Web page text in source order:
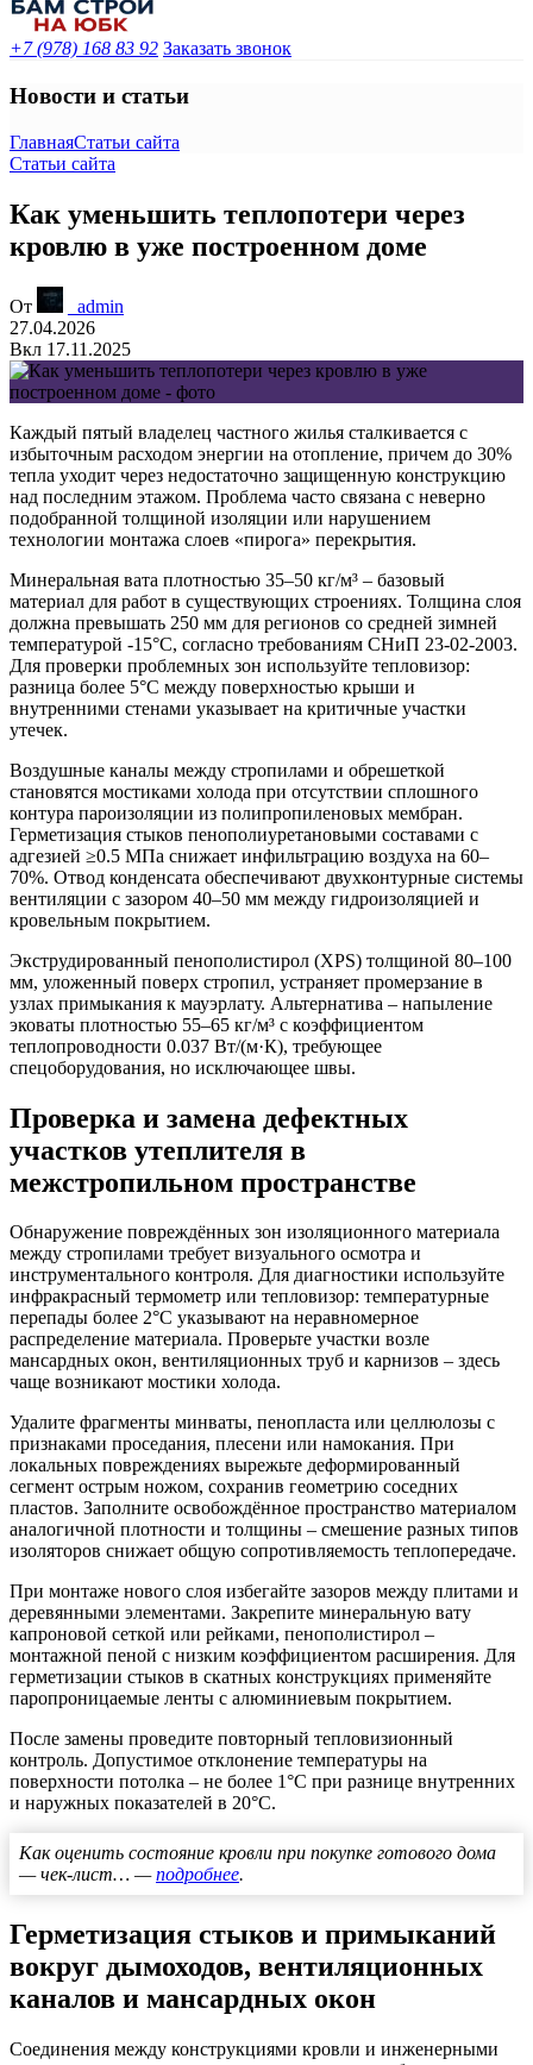
+7 (978) 168 83 92 Заказать звонок
Новости и статьи
ГлавнаяСтатьи сайта
Статьи сайта
Как уменьшить теплопотери через
кровлю в уже построенном доме
От
_admin
27.04.2026
Вкл 17.11.2025
Каждый пятый владелец частного жилья сталкивается с
избыточным расходом энергии на отопление, причем до 30%
тепла уходит через недостаточно защищенную конструкцию
над последним этажом. Проблема часто связана с неверно
подобранной толщиной изоляции или нарушением
технологии монтажа слоев «пирога» перекрытия.
Минеральная вата плотностью 35–50 кг/м³ – базовый
материал для работ в существующих строениях. Толщина слоя
должна превышать 250 мм для регионов со средней зимней
температурой -15°C, согласно требованиям СНиП 23-02-2003.
Для проверки проблемных зон используйте тепловизор:
разница более 5°C между поверхностью крыши и
внутренними стенами указывает на критичные участки
утечек.
Воздушные каналы между стропилами и обрешеткой
становятся мостиками холода при отсутствии сплошного
контура пароизоляции из полипропиленовых мембран.
Герметизация стыков пенополиуретановыми составами с
адгезией ≥0.5 МПа снижает инфильтрацию воздуха на 60–
70%. Отвод конденсата обеспечивают двухконтурные системы
вентиляции с зазором 40–50 мм между гидроизоляцией и
кровельным покрытием.
Экструдированный пенополистирол (XPS) толщиной 80–100
мм, уложенный поверх стропил, устраняет промерзание в
узлах примыкания к мауэрлату. Альтернатива – напыление
эковаты плотностью 55–65 кг/м³ с коэффициентом
теплопроводности 0.037 Вт/(м·К), требующее
спецоборудования, но исключающее швы.
Проверка и замена дефектных
участков утеплителя в
межстропильном пространстве
Обнаружение повреждённых зон изоляционного материала
между стропилами требует визуального осмотра и
инструментального контроля. Для диагностики используйте
инфракрасный термометр или тепловизор: температурные
перепады более 2°C указывают на неравномерное
распределение материала. Проверьте участки возле
мансардных окон, вентиляционных труб и карнизов – здесь
чаще возникают мостики холода.
Удалите фрагменты минваты, пенопласта или целлюлозы с
признаками проседания, плесени или намокания. При
локальных повреждениях вырежьте деформированный
сегмент острым ножом, сохранив геометрию соседних
пластов. Заполните освобождённое пространство материалом
аналогичной плотности и толщины – смешение разных типов
изоляторов снижает общую сопротивляемость теплопередаче.
При монтаже нового слоя избегайте зазоров между плитами и
деревянными элементами. Закрепите минеральную вату
капроновой сеткой или рейками, пенополистирол –
монтажной пеной с низким коэффициентом расширения. Для
герметизации стыков в скатных конструкциях применяйте
паропроницаемые ленты с алюминиевым покрытием.
После замены проведите повторный тепловизионный
контроль. Допустимое отклонение температуры на
поверхности потолка – не более 1°C при разнице внутренних
и наружных показателей в 20°C.
Как оценить состояние кровли при покупке готового дома
— чек-лист… —подробнее.
Герметизация стыков и примыканий
вокруг дымоходов, вентиляционных
каналов и мансардных окон
Соединения между конструкциями кровли и инженерными